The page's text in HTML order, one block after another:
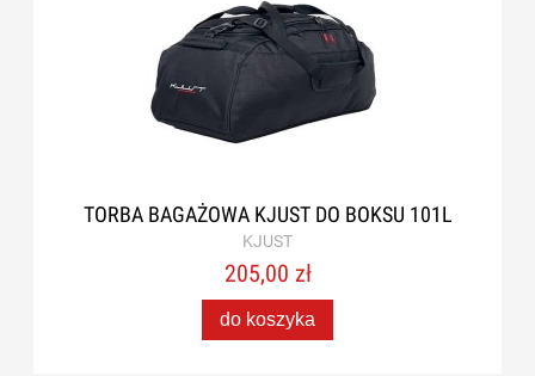
TORBA BAGAŻOWA KJUST DO BOKSU 101L
KJUST
205,00 zł
do koszyka